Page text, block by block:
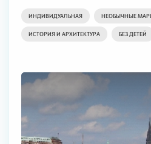
ИНДИВИДУАЛЬНАЯ НЕОБЫЧНЫЕ
ИСТОРИЯ И АРХИТЕКТУРА БЕЗ ДЕТЕЙ